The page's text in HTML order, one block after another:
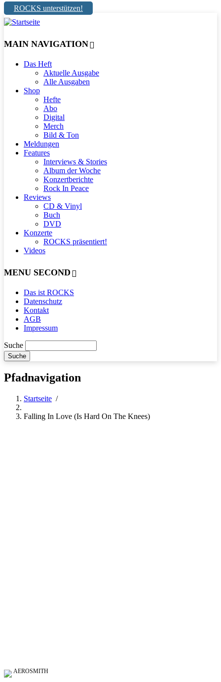
ROCKS unterstützen!
MAIN NAVIGATION
Das Heft
Aktuelle Ausgabe
Alle Ausgaben
Shop
Hefte
Abo
Digital
Merch
Bild & Ton
Meldungen
Features
Interviews & Stories
Album der Woche
Konzertberichte
Rock In Peace
Reviews
CD & Vinyl
Buch
DVD
Konzerte
ROCKS präsentiert!
Videos
MENU SECOND
Das ist ROCKS
Datenschutz
Kontakt
AGB
Impressum
Suche
Pfadnavigation
Startseite /
Falling In Love (Is Hard On The Knees)
AEROSMITH